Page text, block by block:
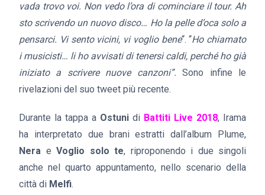
vada trovo voi. Non vedo l’ora di cominciare il tour. Ah
sto scrivendo un nuovo disco… Ho la pelle d’oca solo a
pensarci. Vi sento vicini, vi voglio bene“. “Ho chiamato
i musicisti… li ho avvisati di tenersi caldi, perché ho già
iniziato a scrivere nuove canzoni”.Sono infine le
rivelazioni del suo tweet più recente.
Durante la tappa a Ostuni di Battiti Live 2018, Irama
ha interpretato due brani estratti dall’album Plume,
Nera e Voglio solo te, riproponendo i due singoli
anche nel quarto appuntamento, nello scenario della
città di Melfi.